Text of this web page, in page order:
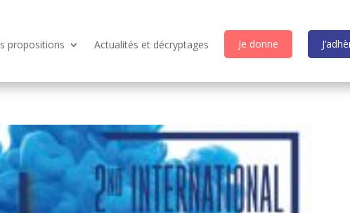
propositions Actualités et décryptages Je donne